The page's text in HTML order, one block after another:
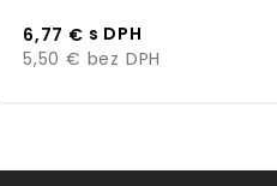
Cena
6,77 € s DPH
5,50 € bez DPH